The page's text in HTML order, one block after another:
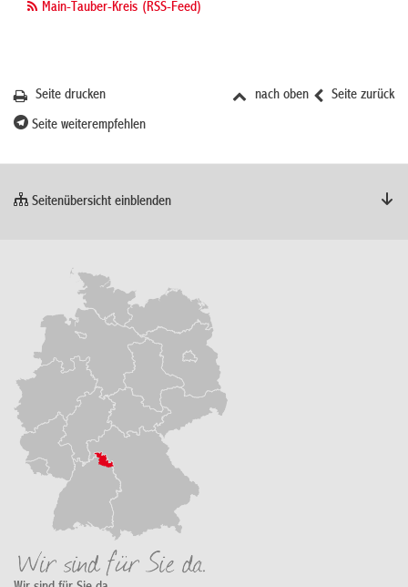
Main-Tauber-Kreis (RSS-Feed)
Seite zurück
nach oben
Seite drucken
Seite weiterempfehlen
Seitenübersicht einblenden